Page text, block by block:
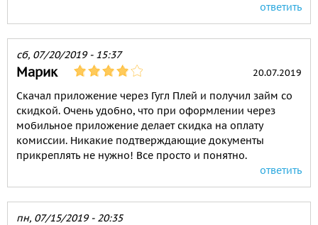
ответить
сб, 07/20/2019 - 15:37
Марик 20.07.2019
Скачал приложение через Гугл Плей и получил займ со
скидкой. Очень удобно, что при оформлении через
мобильное приложение делает скидка на оплату
комиссии. Никакие подтверждающие документы
прикреплять не нужно! Все просто и понятно.
ответить
пн, 07/15/2019 - 20:35